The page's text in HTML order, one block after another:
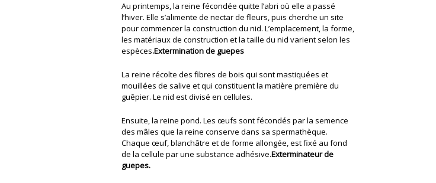
Au printemps, la reine fécondée quitte l’abri où elle a passé
l’hiver. Elle s’alimente de nectar de fleurs, puis cherche un site
pour commencer la construction du nid. L’emplacement, la forme,
les matériaux de construction et la taille du nid varient selon les
espèces.Extermination de guepes
La reine récolte des fibres de bois qui sont mastiquées et
mouillées de salive et qui constituent la matière première du
guêpier. Le nid est divisé en cellules.
Ensuite, la reine pond. Les œufs sont fécondés par la semence
des mâles que la reine conserve dans sa spermathèque.
Chaque œuf, blanchâtre et de forme allongée, est fixé au fond
de la cellule par une substance adhésive.Exterminateur de
guepes.